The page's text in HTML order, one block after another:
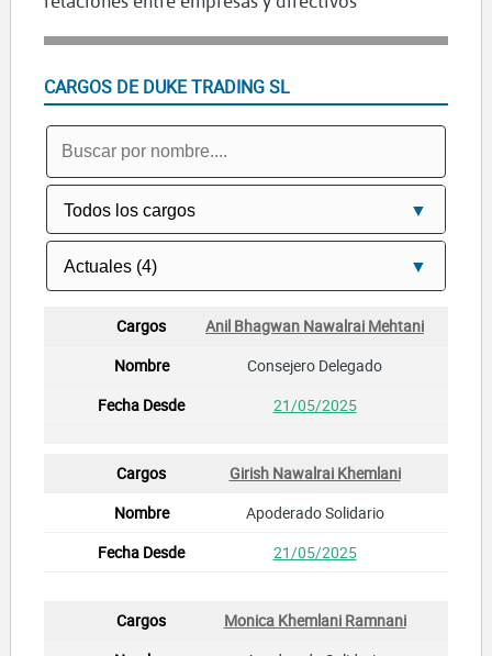
CARGOS DE DUKE TRADING SL
Anil Bhagwan Nawalrai Mehtani
Consejero Delegado
21/05/2025
Girish Nawalrai Khemlani
Apoderado Solidario
21/05/2025
Monica Khemlani Ramnani